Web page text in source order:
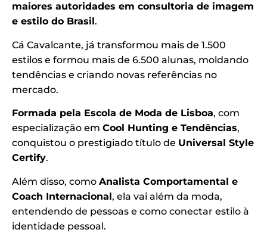
maiores autoridades em consultoria de imagem
e estilo do Brasil.
Cá Cavalcante, já transformou mais de 1.500
estilos e formou mais de 6.500 alunas, moldando
tendências e criando novas referências no
mercado.
Formada pela Escola de Moda de Lisboa, com
especialização em Cool Hunting e Tendências,
conquistou o prestigiado título de Universal Style
Certify.
Além disso, como Analista Comportamental e
Coach Internacional, ela vai além da moda,
entendendo de pessoas e como conectar estilo à
identidade pessoal.